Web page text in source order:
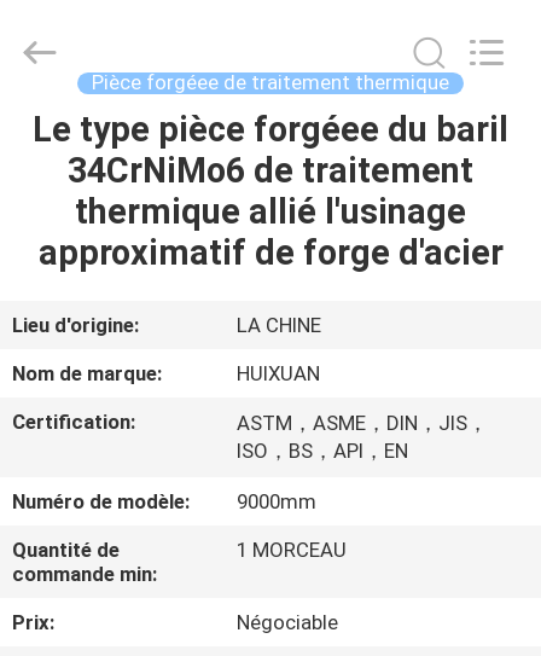
MAISON
PRODUITS
VIDÉOS
AU
DE
NOUS
VISITE
ENERGY
Reserved.
Pièce forgéee de traitement thermique
Le type pièce forgéee du baril
34CrNiMo6 de traitement
thermique allié l'usinage
approximatif de forge d'acier
Lieu d'origine:
LA CHINE
Nom de marque:
HUIXUAN
Certification:
ASTM，ASME，DIN，JIS，
ISO，BS，API，EN
Numéro de modèle:
9000mm
Quantité de
commande min:
1 MORCEAU
Prix:
Négociable